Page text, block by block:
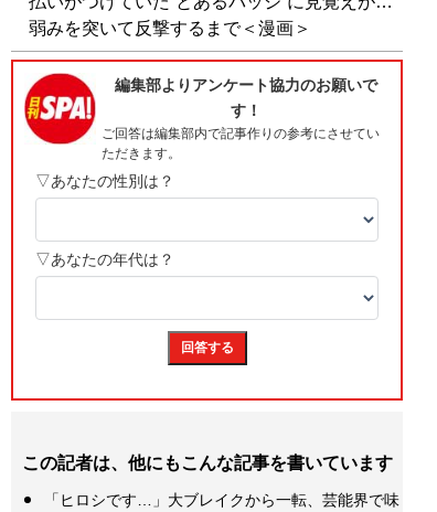
弱みを突いて反撃するまで＜漫画＞
この記者は、他にもこんな記事を書いています
「ヒロシです…」大ブレイクから一転、芸能界で味